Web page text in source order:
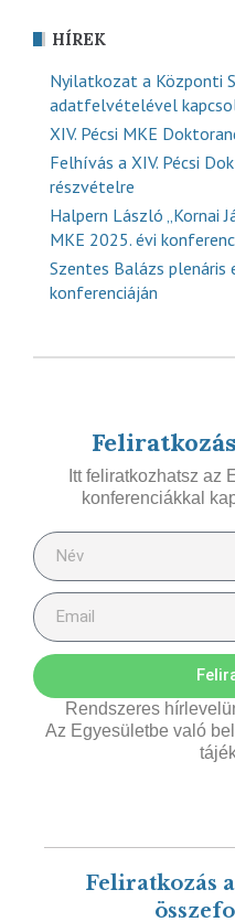
HÍREK
Nyilatkozat a Központi
adatfelvételével
XIV. Pécsi MKE
Felhívás a XIV. Pécsi
részvételre
Halpern László „Kornai
MKE 2025. évi
Szentes Balázs plenáris
konferenciáján
Itt feliratkozhatsz az
konferenciákkal
Rendszeres
Az Egyesületbe való
Feliratkozás